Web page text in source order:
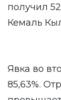
получил
Кемаль
Явка во
85,63%.